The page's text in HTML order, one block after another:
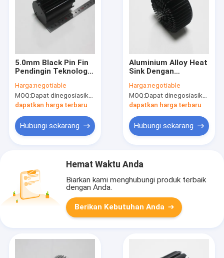
5.0mm Black Pin Fin
Pendingin Teknologi
Untuk Lampu Led
Harga:negotiable
MOQ:Dapat dinegosiasikan
dapatkan harga terbaru
Hubungi sekarang
Aluminium Alloy Heat
Sink Dengan
Ketebalan Dasar
5.0mm
Harga:negotiable
MOQ:Dapat dinegosiasikan
dapatkan harga terbaru
Hubungi sekarang
Hemat Waktu Anda
Biarkan kami menghubungi produk terbaik
dengan Anda.
Berikan Kebutuhan Anda